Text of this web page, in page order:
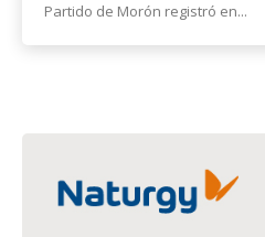
Partido de Morón registró en...